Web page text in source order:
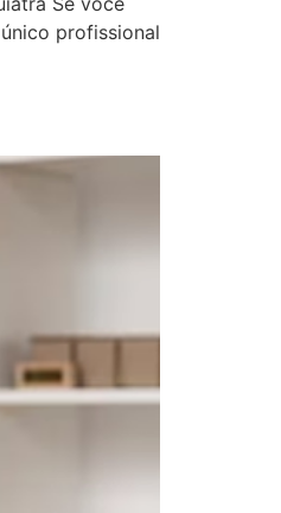
profissional